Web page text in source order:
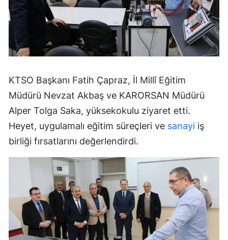
KTSO Başkanı Fatih Çapraz, İl Millî Eğitim
Müdürü Nevzat Akbaş ve KARORSAN Müdürü
Alper Tolga Saka, yüksekokulu ziyaret etti.
Heyet, uygulamalı eğitim süreçleri ve sanayi iş
birliği fırsatlarını değerlendirdi.